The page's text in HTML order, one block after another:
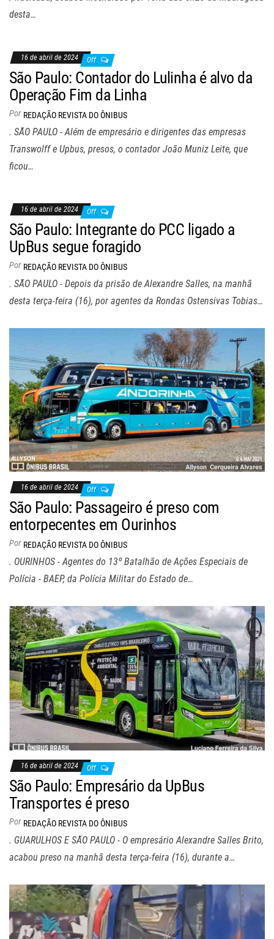
desta…
16 de abril de 2024 Off
São Paulo: Contador do Lulinha é alvo da
Operação Fim da Linha
Por REDAÇÃO REVISTA DO ÔNIBUS
. SÃO PAULO - Além de empresário e dirigentes das empresas
Transwolff e Upbus, presos, o contador João Muniz Leite, que
ficou…
16 de abril de 2024 Off
São Paulo: Integrante do PCC ligado a
UpBus segue foragido
Por REDAÇÃO REVISTA DO ÔNIBUS
. SÃO PAULO - Depois da prisão de Alexandre Salles, na manhã
desta terça-feira (16), por agentes da Rondas Ostensivas Tobias…
16 de abril de 2024 Off
São Paulo: Passageiro é preso com
entorpecentes em Ourinhos
Por REDAÇÃO REVISTA DO ÔNIBUS
. OURINHOS - Agentes do 13º Batalhão de Ações Especiais de
Polícia - BAEP, da Polícia Militar do Estado de…
16 de abril de 2024 Off
São Paulo: Empresário da UpBus
Transportes é preso
Por REDAÇÃO REVISTA DO ÔNIBUS
. GUARULHOS E SÃO PAULO - O empresário Alexandre Salles Brito,
acabou preso na manhã desta terça-feira (16), durante a…